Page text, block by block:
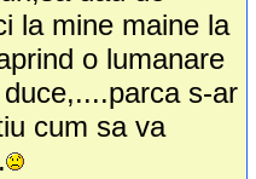
la mine maine la
o lumanare
s-ar
cum sa va